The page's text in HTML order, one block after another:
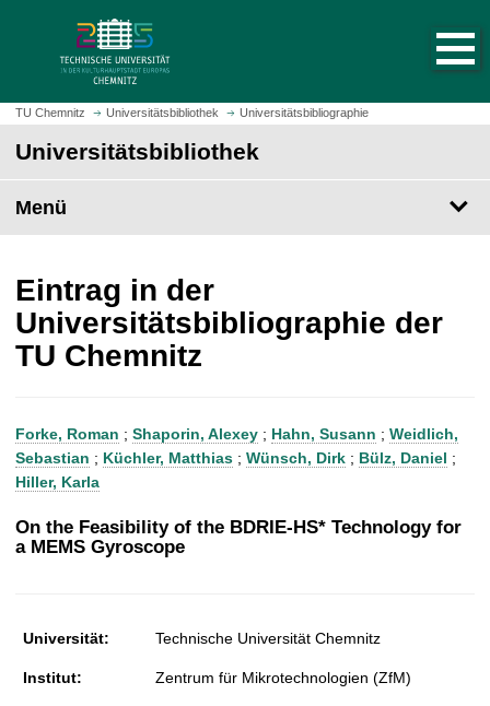
z
m
t
e
i
t
u
f
r
u
TU Chemnitz Universitätsbibliothek Universitätsbibliographie
Universitätsbibliothek
Menü
Eintrag in der
Universitätsbibliographie der
TU Chemnitz
Forke, Roman ; Shaporin, Alexey ; Hahn, Susann ; Weidlich,
Sebastian ; Küchler, Matthias ; Wünsch, Dirk ; Bülz, Daniel ;
Hiller, Karla
On the Feasibility of the BDRIE-HS* Technology for
a MEMS Gyroscope
Universität: Technische Universität Chemnitz
Institut: Zentrum für Mikrotechnologien (ZfM)